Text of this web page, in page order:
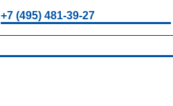
+7 (495) 481-39-27